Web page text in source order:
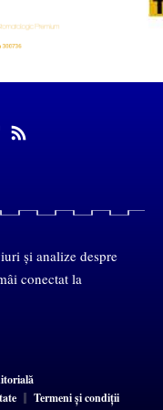
și analize despre
conectat la
Termeni și condiții